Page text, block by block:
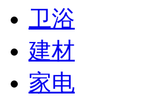
卫浴
建材
家电